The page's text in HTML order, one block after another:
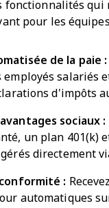
fonctionnalités qui
pour les équipes
de la paie :
employés salariés
d'impôts
sociaux :
un plan 401(k)
directement
:
automatiques